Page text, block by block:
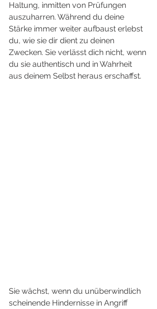
Haltung, inmitten von Prüfungen
auszuharren. Während du deine
Stärke immer weiter aufbaust erlebst
du, wie sie dir dient zu deinen
Zwecken. Sie verlässt dich nicht, wenn
du sie authentisch und in Wahrheit
aus deinem Selbst heraus erschaffst.
Sie wächst, wenn du unüberwindlich
scheinende Hindernisse in Angriff